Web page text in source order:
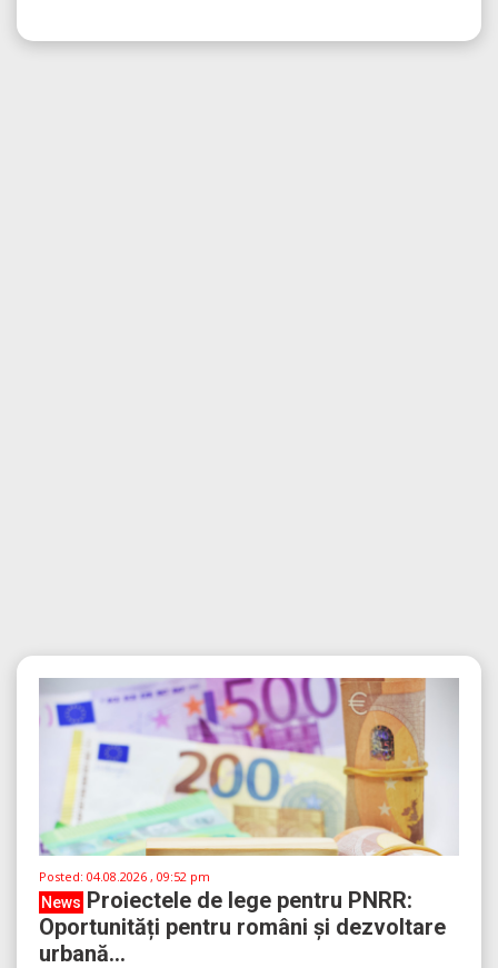
Posted: 04.08.2026 , 09:52 pm
News Proiectele de lege pentru PNRR:
Oportunități pentru români și dezvoltare
urbană...